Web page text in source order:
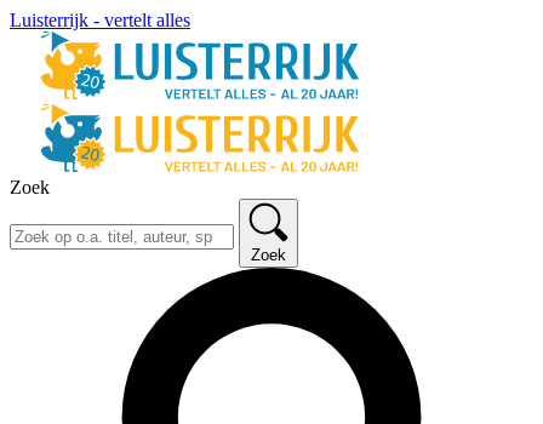
Luisterrijk - vertelt alles
Zoek
Zoek